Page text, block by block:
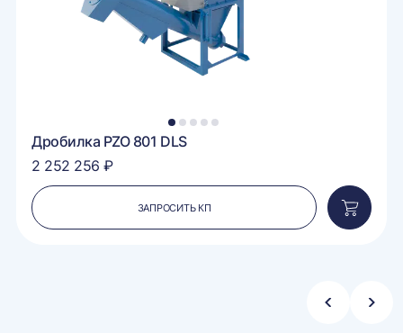
1 2 3 4 5
Дробилка PZO 801 DLS
2 252 256 ₽
ЗАПРОСИТЬ КП
в
Стрелка